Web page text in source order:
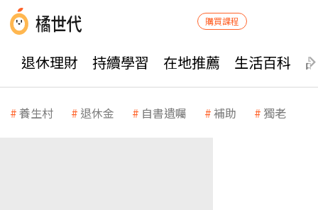
購買課程
退休理財 持續學習 在地推薦 生活百科
養生村 退休金 自書遺囑 補助 獨老